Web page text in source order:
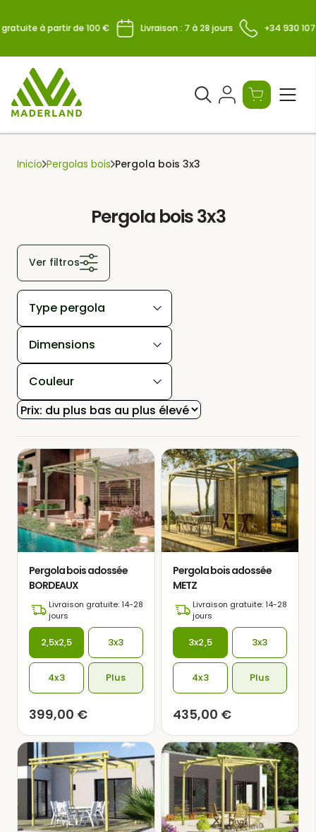
to
à partir de 100 € Livraison : 7 à 28 jours +34 930 107
Ouvrir
formulaire
Inicio Pergolas bois Pergola bois 3x3
Pergola bois 3x3
Ver filtros
Type pergola
Dimensions
Couleur
Pergola bois adossée
BORDEAUX
Livraison gratuite: 14-28
jours
2,5x2,5 3x3
4x3 Plus
399,00 €
Pergola bois adossée
METZ
Livraison gratuite: 14-28
jours
3x2,5 3x3
4x3 Plus
435,00 €